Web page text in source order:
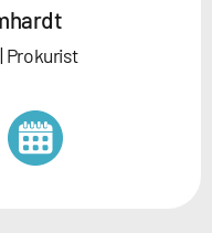
Prokurist